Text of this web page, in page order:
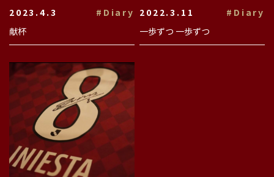
2023.4.3
#Diary
献杯
2022.3.11
#Diary
一歩ずつ 一歩ずつ